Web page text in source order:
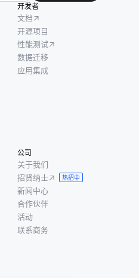
开发者
文档
开源项目
性能测试
数据迁移
应用集成
公司
关于我们
招贤纳士
热招中
新闻中心
合作伙伴
活动
联系商务